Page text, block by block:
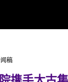
稿